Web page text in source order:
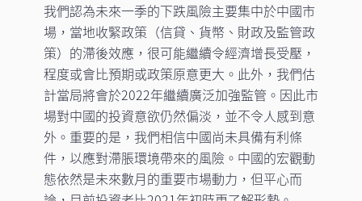
我們認為未來一季的下跌風險主要集中於中國市
場，當地收緊政策（信貸、貨幣、財政及監管政
策）的滯後效應，很可能繼續令經濟增長受壓，
程度或會比預期或政策原意更大。此外，我們估
計當局將會於2022年繼續廣泛加強監管。因此市
場對中國的投資意欲仍然偏淡，並不令人感到意
外。重要的是，我們相信中國尚未具備有利條
件，以應對滯脹環境帶來的風險。中國的宏觀動
態依然是未來數月的重要市場動力，但平心而